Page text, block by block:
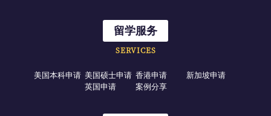
留学服务
SERVICES
美国本科申请 美国硕士申请 香港申请
新加坡申请
英国申请
案例分享